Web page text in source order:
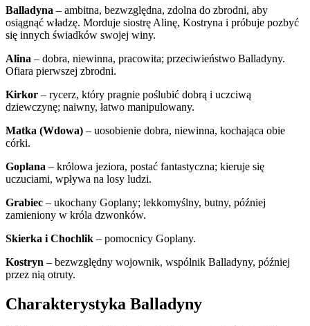
Balladyna – ambitna, bezwzględna, zdolna do zbrodni, aby
osiągnąć władzę. Morduje siostrę Alinę, Kostryna i próbuje pozbyć
się innych świadków swojej winy.
Alina – dobra, niewinna, pracowita; przeciwieństwo Balladyny.
Ofiara pierwszej zbrodni.
Kirkor – rycerz, który pragnie poślubić dobrą i uczciwą
dziewczynę; naiwny, łatwo manipulowany.
Matka (Wdowa) – uosobienie dobra, niewinna, kochająca obie
córki.
Goplana – królowa jeziora, postać fantastyczna; kieruje się
uczuciami, wpływa na losy ludzi.
Grabiec – ukochany Goplany; lekkomyślny, butny, później
zamieniony w króla dzwonków.
Skierka i Chochlik – pomocnicy Goplany.
Kostryn – bezwzględny wojownik, wspólnik Balladyny, później
przez nią otruty.
Charakterystyka Balladyny